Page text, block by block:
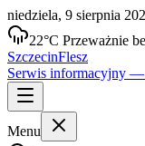
niedziela, 9 sierpnia
22°C Przeważnie
SzczecinFlesz
Serwis informacyjny —
Menu